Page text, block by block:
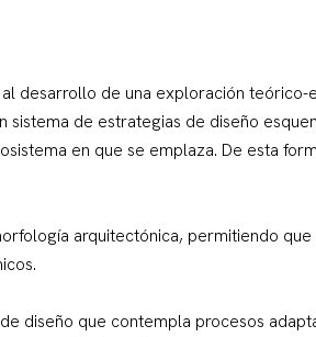
desarrollo de una exploración teórico-
sistema de estrategias de diseño
en que se emplaza. De esta
arquitectónica, permitiendo
diseño que contempla procesos